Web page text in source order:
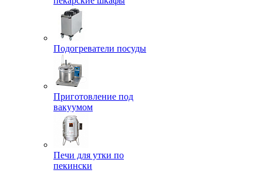
Подогреватели посуды
Приготовление под
вакуумом
Печи для утки по
пекински